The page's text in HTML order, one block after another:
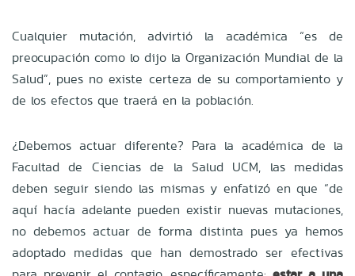
Cualquier mutación, advirtió la académica “es de
preocupación como lo dijo la Organización Mundial de la
Salud”, pues no existe certeza de su comportamiento y
de los efectos que traerá en la población.
¿Debemos actuar diferente? Para la académica de la
Facultad de Ciencias de la Salud UCM, las medidas
deben seguir siendo las mismas y enfatizó en que “de
aquí hacía adelante pueden existir nuevas mutaciones,
no debemos actuar de forma distinta pues ya hemos
adoptado medidas que han demostrado ser efectivas